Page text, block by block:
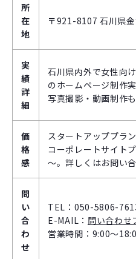
所
在
地
〒921-8107 石川県
実
績
詳
細
石川県内外で女性向
のホームページ制作
写真撮影・動画制作も
価
格
感
スタートアッププラ
コーポレートサイト
～。詳しくはお問い
問
い
合
わ
せ
TEL：050-5806-
E-MAIL： 問い合わせ
営業時間：9:00～